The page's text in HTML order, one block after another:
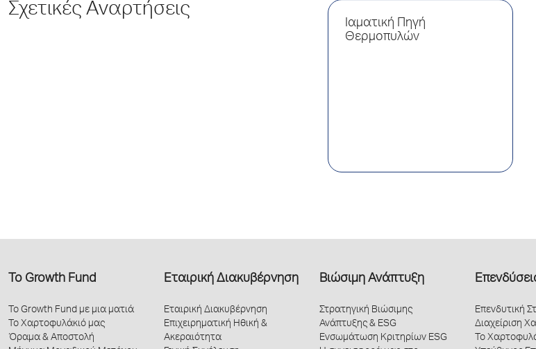
Σχετικές Αναρτήσεις
Ιαματική Πηγή
Θερμοπυλών
Το Growth Fund
Το Growth Fund με μια ματιά
Το Χαρτοφυλάκιό μας
Όραμα & Αποστολή
Εταιρική Διακυβέρνηση
Εταιρική Διακυβέρνηση
Επιχειρηματική Ηθική &
Ακεραιότητα
Βιώσιμη Ανάπτυξη
Στρατηγική Βιώσιμης
Ανάπτυξης & ESG
Ενσωμάτωση Κριτηρίων ESG
Επενδυτική
Διαχείριση
Το